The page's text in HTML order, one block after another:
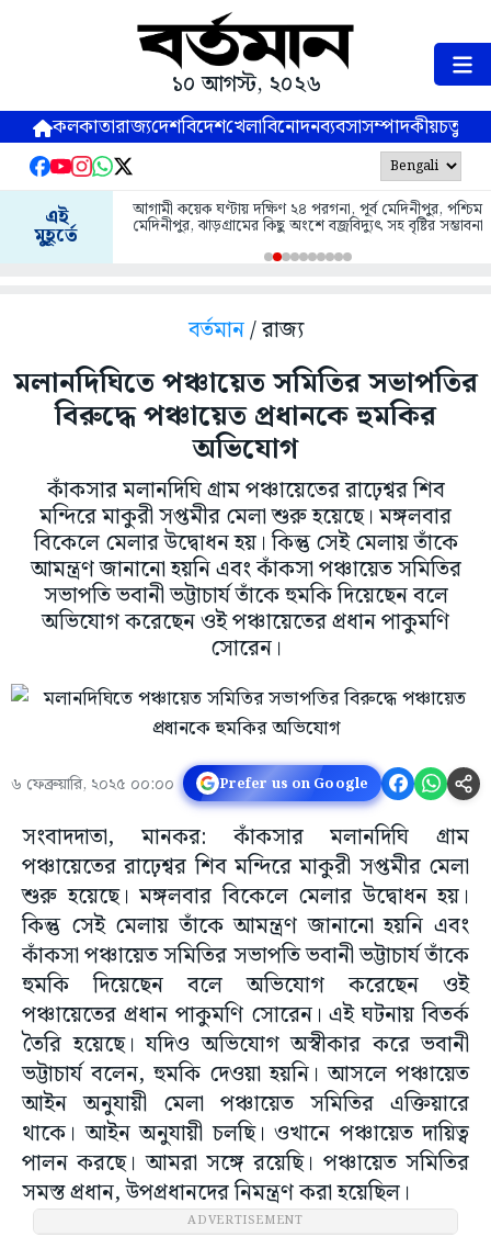
১০ আগস্ট, ২০২৬
কলকাতারাজ্যদেশবিদেশখেলাবিনোদনব্যবসাসম্পাদকীয়
এই
মুহূর্তে
আগামী কয়েক ঘণ্টায় দক্ষিণ ২৪ পরগনা, পূর্ব মেদিনীপুর, পশ্চিম
মেদিনীপুর, ঝাড়গ্রামের কিছু অংশে বজ্রবিদ্যুৎ সহ বৃষ্টির সম্ভাবনা
বর্তমান/ রাজ্য
মলানদিঘিতে পঞ্চায়েত সমিতির সভাপতির
বিরুদ্ধে পঞ্চায়েত প্রধানকে হুমকির
অভিযোগ
কাঁকসার মলানদিঘি গ্রাম পঞ্চায়েতের রাঢ়েশ্বর শিব
মন্দিরে মাকুরী সপ্তমীর মেলা শুরু হয়েছে। মঙ্গলবার
বিকেলে মেলার উদ্বোধন হয়। কিন্তু সেই মেলায় তাঁকে
আমন্ত্রণ জানানো হয়নি এবং কাঁকসা পঞ্চায়েত সমিতির
সভাপতি ভবানী ভট্টাচার্য তাঁকে হুমকি দিয়েছেন বলে
অভিযোগ করেছেন ওই পঞ্চায়েতের প্রধান পাকুমণি
সোরেন।
৬ ফেব্রুয়ারি, ২০২৫ ০০:০০ Prefer us on Google
সংবাদদাতা, মানকর: কাঁকসার মলানদিঘি গ্রাম
পঞ্চায়েতের রাঢ়েশ্বর শিব মন্দিরে মাকুরী সপ্তমীর মেলা
শুরু হয়েছে। মঙ্গলবার বিকেলে মেলার উদ্বোধন হয়।
কিন্তু সেই মেলায় তাঁকে আমন্ত্রণ জানানো হয়নি এবং
কাঁকসা পঞ্চায়েত সমিতির সভাপতি ভবানী ভট্টাচার্য তাঁকে
হুমকি দিয়েছেন বলে অভিযোগ করেছেন ওই
পঞ্চায়েতের প্রধান পাকুমণি সোরেন। এই ঘটনায় বিতর্ক
তৈরি হয়েছে। যদিও অভিযোগ অস্বীকার করে ভবানী
ভট্টাচার্য বলেন, হুমকি দেওয়া হয়নি। আসলে পঞ্চায়েত
আইন অনুযায়ী মেলা পঞ্চায়েত সমিতির এক্তিয়ারে
থাকে। আইন অনুযায়ী চলছি। ওখানে পঞ্চায়েত দায়িত্ব
পালন করছে। আমরা সঙ্গে রয়েছি। পঞ্চায়েত সমিতির
সমস্ত প্রধান, উপপ্রধানদের নিমন্ত্রণ করা হয়েছিল।
ADVERTISEMENT